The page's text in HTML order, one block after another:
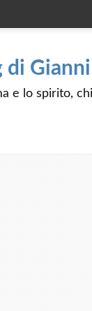
di
e lo spirito,